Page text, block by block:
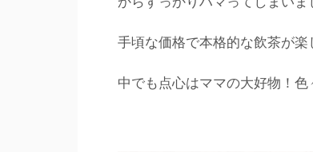
手頃な価格で本格的な飲茶が楽
中でも点心はママの大好物！